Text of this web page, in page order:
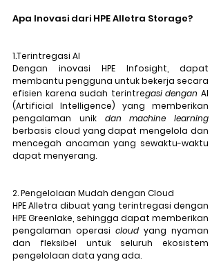
Apa Inovasi dari HPE Alletra Storage?
1.Terintregasi AI
Dengan inovasi HPE Infosight, dapat
membantu pengguna untuk bekerja secara
efisien karena sudah terintregasi dengan AI
(Artificial Intelligence) yang memberikan
pengalaman
unik dan machine learning
berbasis cloud yang dapat mengelola dan
mencegah ancaman yang sewaktu-waktu
dapat menyerang.
2. Pengelolaan Mudah dengan Cloud
HPE Alletra dibuat yang terintregasi dengan
HPE Greenlake, sehingga dapat memberikan
pengalaman operasi cloud yang nyaman
dan fleksibel untuk seluruh ekosistem
pengelolaan data yang ada.